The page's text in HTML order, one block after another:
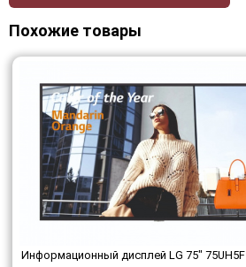
Похожие товары
Информационный дисплей LG 75" 75UH5F